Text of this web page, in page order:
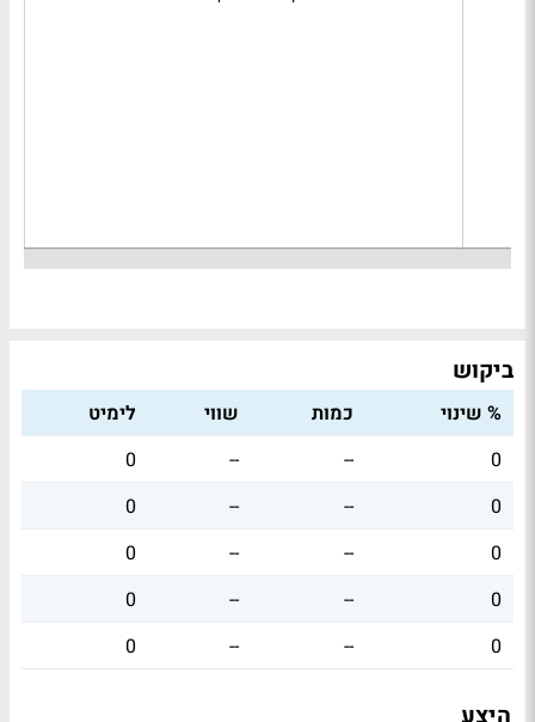
ביקוש
% שינוי כמות שווי
לימיט
0
--
--
0
0
--
--
0
0
--
--
0
0
--
--
0
0
--
--
0